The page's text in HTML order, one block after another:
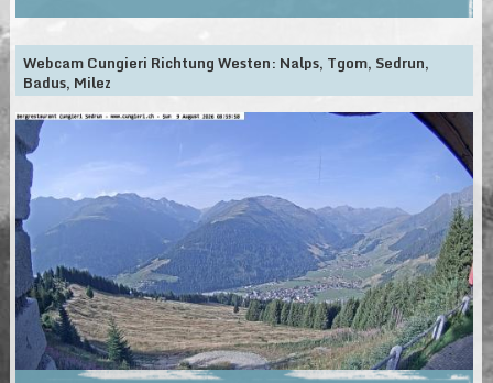
Webcam Cungieri Richtung Westen: Nalps, Tgom, Sedrun,
Badus, Milez